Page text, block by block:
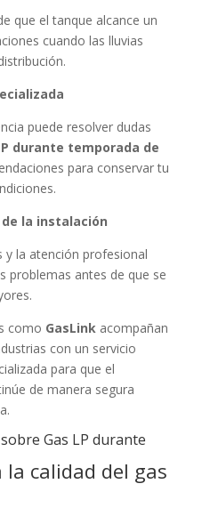
que el tanque alcance un
cuando las lluvias
puede resolver dudas
durante temporada de
para conservar tu
la instalación
y la atención profesional
problemas antes de que se
como GasLinkacompañan
con un servicio
para que el
de manera segura
Gas LP durante
calidad del gas